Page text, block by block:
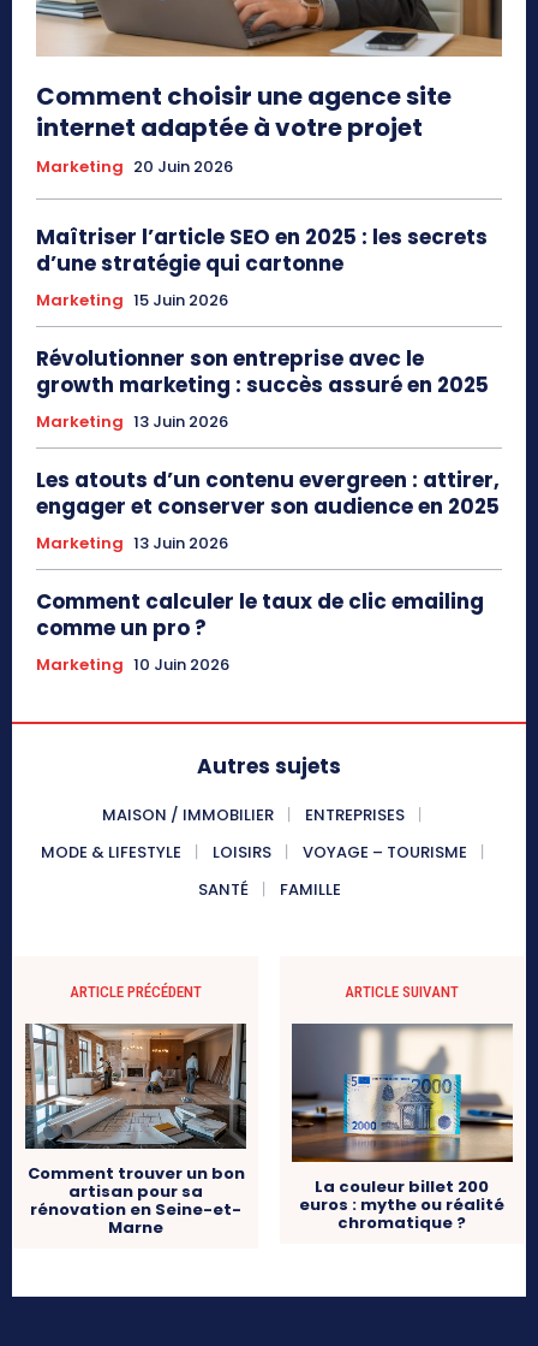
Comment choisir une agence site
internet adaptée à votre projet
Marketing 20 Juin 2026
Maîtriser l’article SEO en 2025 : les secrets
d’une stratégie qui cartonne
Marketing 15 Juin 2026
Révolutionner son entreprise avec le
growth marketing : succès assuré en 2025
Marketing 13 Juin 2026
Les atouts d’un contenu evergreen : attirer,
engager et conserver son audience en 2025
Marketing 13 Juin 2026
Comment calculer le taux de clic emailing
comme un pro ?
Marketing 10 Juin 2026
Autres sujets
MAISON / IMMOBILIER
ENTREPRISES
MODE & LIFESTYLE
LOISIRS
VOYAGE – TOURISME
SANTÉ
FAMILLE
ARTICLE PRÉCÉDENT
Comment trouver un bon
artisan pour sa
rénovation en Seine-et-
Marne
ARTICLE SUIVANT
La couleur billet 200
euros : mythe ou réalité
chromatique ?